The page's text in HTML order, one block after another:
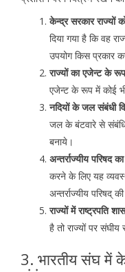
केन्द्र सरकार राज्यों
दिया गया है कि वह
उपयोग किस प्रकार
राज्यों का एजेन्ट के
एजेन्ट के रूप में कोई
नदियों के जल संबंधी
जल के बंटवारे से
बनाये।
अन्तर्राज्यीय परिषद
करने के लिए यह
अन्तर्राज्यीय परिषद्
राज्यों में राष्ट्रपति
है तो राज्यों पर संघीय
3. भारतीय संघ में